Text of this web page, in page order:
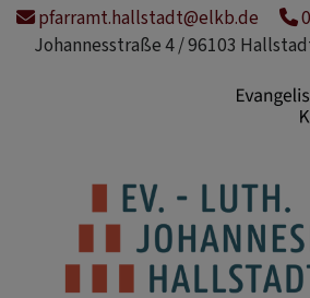
Direktpfarramt.hallstadt@elkb.de
Johannesstraße 4 / 96103